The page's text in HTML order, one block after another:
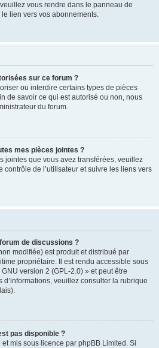
vous rendre dans le panneau de
lien vers vos abonnements.
sur ce forum ?
ou interdire certains types de pièces
de savoir ce qui est autorisé ou non, nous
du forum.
mes pièces jointes ?
jointes que vous avez transférées, veuillez
de l’utilisateur et suivre les liens vers
de discussions ?
modifiée) est produit et distribué par
propriétaire. Il est rendu accessible sous
version 2 (GPL-2.0) » et peut être
veuillez consulter la rubrique
pas disponible ?
mis sous licence par phpBB Limited. Si